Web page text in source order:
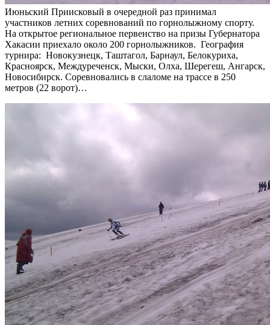
Июньский Приисковый в очередной раз принимал
участников летних соревнований по горнолыжному спорту.
На открытое региональное первенство на призы Губернатора
Хакасии приехало около 200 горнолыжников. География
турнира: Новокузнецк, Таштагол, Барнаул, Белокуриха,
Красноярск, Междуреченск, Мыски, Олха, Шерегеш, Ангарск,
Новосибирск. Соревновались в слаломе на трассе в 250
метров (22 ворот)…